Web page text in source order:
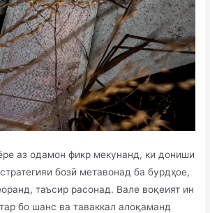
аз одамон фикр мекунанд, ки дониши
бозӣ метавонад ба бурдҳое,
таъсир расонад. Вале воқеият ин
бо шанс ва таваккал алоқаманд